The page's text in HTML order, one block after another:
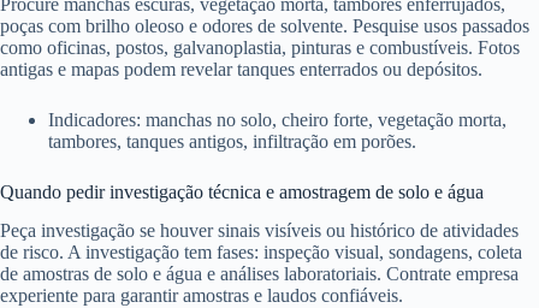
poças com brilho oleoso e odores de solvente. Pesquise usos passados
como oficinas, postos, galvanoplastia, pinturas e combustíveis. Fotos
antigas e mapas podem revelar tanques enterrados ou depósitos.
Indicadores: manchas no solo, cheiro forte, vegetação morta,
tambores, tanques antigos, infiltração em porões.
Quando pedir investigação técnica e amostragem de solo e água
Peça investigação se houver sinais visíveis ou histórico de atividades
de risco. A investigação tem fases: inspeção visual, sondagens, coleta
de amostras de solo e água e análises laboratoriais. Contrate empresa
experiente para garantir amostras e laudos confiáveis.